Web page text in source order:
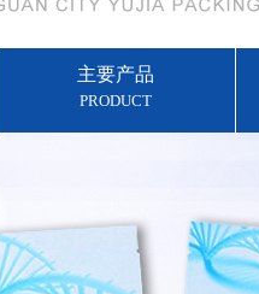
主要产品
PRODUCT